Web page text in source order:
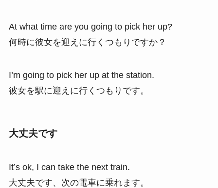
At what time are you going to pick her up?
何時に彼女を迎えに行くつもりですか？
I’m going to pick her up at the station.
彼女を駅に迎えに行くつもりです。
大丈夫です
It’s ok, I can take the next train.
大丈夫です、次の電車に乗れます。